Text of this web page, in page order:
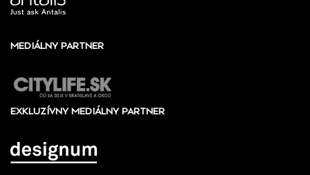
MEDIÁLNY PARTNER
EXKLUZÍVNY MEDIÁLNY PARTNER